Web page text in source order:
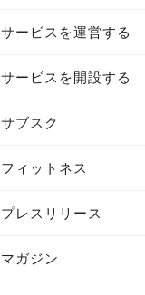
サービスを運営する
サービスを開設する
サブスク
フィットネス
プレスリリース
マガジン